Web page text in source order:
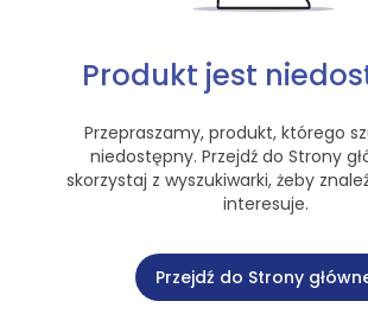
Produkt jest
Przepraszamy, produkt, którego
niedostępny. Przejdź do Strony
skorzystaj z wyszukiwarki, żeby
interesuje.
Przejdź do Strony